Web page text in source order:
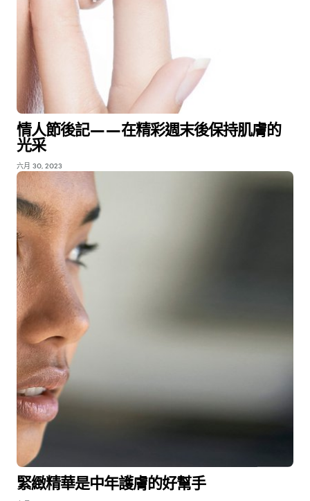
情人節後記——在精彩週末後保持肌膚的
光采
六月 30, 2023
緊緻精華是中年護膚的好幫手